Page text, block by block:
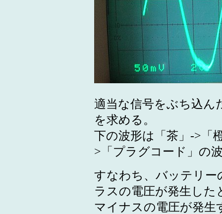
適当な信号をぶち込ん
を求める。
下の波形は「茶」->「
>「プラグコード」の
すなわち、バッテリ
ラスの電圧が発生し
マイナスの電圧が発生